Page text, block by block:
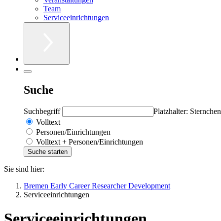
Team
Serviceeinrichtungen
Suche
Suchbegriff
Platzhalter:
Volltext
Personen/Einrichtungen
Volltext + Personen/Einrichtungen
Sie sind hier:
Bremen Early Career Researcher Development
Serviceeinrichtungen